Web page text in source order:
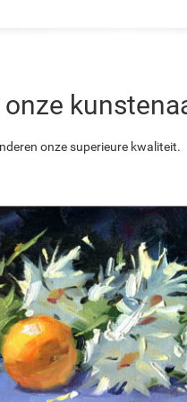
onze superieure kwaliteit.